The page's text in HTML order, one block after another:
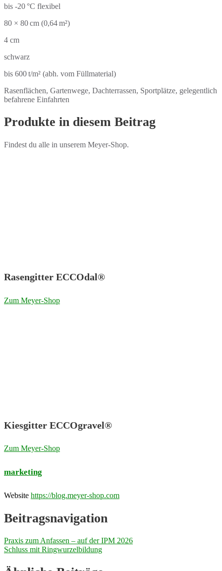
bis -20 °C flexibel
80 × 80 cm (0,64 m²)
4 cm
schwarz
bis 600 t/m² (abh. vom Füllmaterial)
Rasenflächen, Gartenwege, Dachterrassen, Sportplätze, gelegentlich
befahrene Einfahrten
Produkte in diesem Beitrag
Findest du alle in unserem Meyer-Shop.
Rasengitter ECCOdal®
Zum Meyer-Shop
Kiesgitter ECCOgravel®
Zum Meyer-Shop
marketing
Website https://blog.meyer-shop.com
Beitragsnavigation
Praxis zum Anfassen – auf der IPM 2026
Schluss mit Ringwurzelbildung